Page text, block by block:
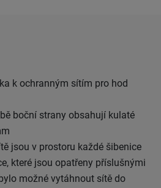
k ochranným sítím pro hod
boční strany obsahují kulaté
jsou v prostoru každé šibenice
které jsou opatřeny příslušnými
možné vytáhnout sítě do